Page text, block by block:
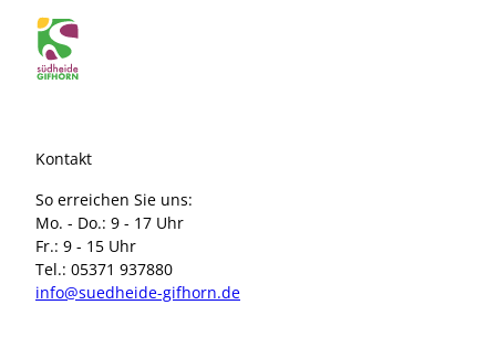
Kontakt
So erreichen Sie uns:
Mo. - Do.: 9 - 17 Uhr
Fr.: 9 - 15 Uhr
Tel.: 05371 937880
info@suedheide-gifhorn.de